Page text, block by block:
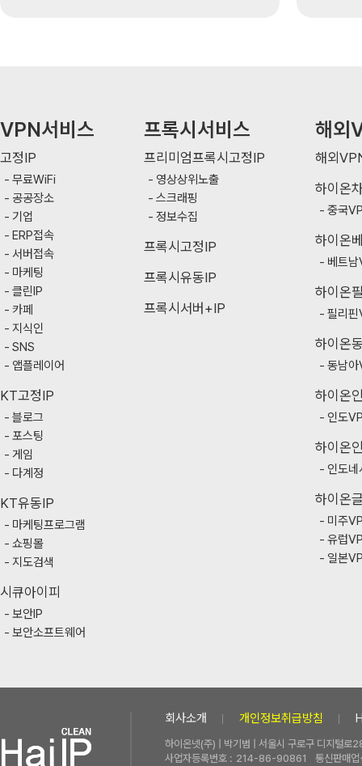
VPN서비스
고정IP
무료WiFi
공공장소
기업
ERP접속
서버접속
마케팅
클린IP
카페
지식인
SNS
앱플레이어
KT고정IP
블로그
포스팅
게임
다계정
KT유동IP
마케팅프로그램
쇼핑몰
지도검색
시큐아이피
보안IP
보안소프트웨어
프록시서비스
프리미엄프록시고정IP
영상상위노출
스크래핑
정보수집
프록시고정IP
프록시유동IP
프록시서버+IP
해외
해외
하이온
중국
하이온
베트
하이온
필리
하이온
동남
하이온
인도
하이온
인도
하이온
미주
유럽
일본
회사소개 개인정보취급방침
하이온넷(주) | 박기범 | 서울시 구로구 디지털
사업자등록번호 : 214-86-90861
통신판매